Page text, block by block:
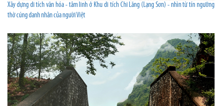
Xây dựng di tích văn hóa - tâm linh ở Khu di tích Chi Lăng (Lạng Sơn) - nhìn từ tín ngưỡng
thờ cúng danh nhân của người Việt